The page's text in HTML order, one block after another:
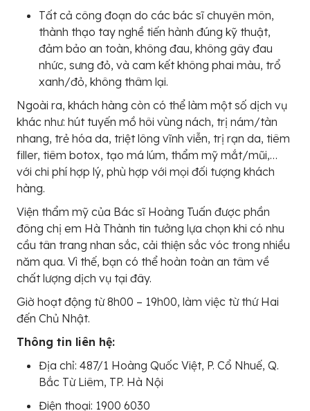
Tất cả công đoạn do các bác sĩ chuyên môn,
thành thạo tay nghề tiến hành đúng kỹ thuật,
đảm bảo an toàn, không đau, không gây đau
nhức, sưng đỏ, và cam kết không phai màu, trổ
xanh/đỏ, không thâm lại.
Ngoài ra, khách hàng còn có thể làm một số dịch vụ
khác như: hút tuyến mồ hôi vùng nách, trị nám/tàn
nhang, trẻ hóa da, triệt lông vĩnh viễn, trị rạn da, tiêm
filler, tiêm botox, tạo má lúm, thẩm mỹ mắt/mũi,…
với chi phí hợp lý, phù hợp với mọi đối tượng khách
hàng.
Viện thẩm mỹ của Bác sĩ Hoàng Tuấn được phần
đông chị em Hà Thành tin tưởng lựa chọn khi có nhu
cầu tân trang nhan sắc, cải thiện sắc vóc trong nhiều
năm qua. Vì thế, bạn có thể hoàn toàn an tâm về
chất lượng dịch vụ tại đây.
Giờ hoạt động từ 8h00 – 19h00, làm việc từ thứ Hai
đến Chủ Nhật.
Thông tin liên hệ:
Địa chỉ: 487/1 Hoàng Quốc Việt, P. Cổ Nhuế, Q.
Bắc Từ Liêm, TP. Hà Nội
Điện thoại: 1900 6030